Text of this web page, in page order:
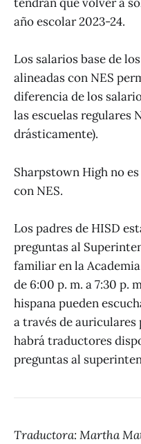
año escolar 2023-24.
Los salarios base de
alineadas con NES
diferencia de los
las escuelas regulares
drásticamente).
Sharpstown High no
con NES.
Los padres de HISD
preguntas al
familiar en la
de 6:00 p. m. a 7:30 p.
hispana pueden
a través de
habrá traductores
preguntas al
Traductora: Martha